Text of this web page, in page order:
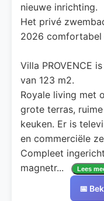
nieuwe inrichting.
Het privé
2026 comfortabel
Villa PROVENCE
van 123 m2.
Royale living met
grote terras,
keuken. Er is
en commerciële
Compleet
magnetr... Lees
📅